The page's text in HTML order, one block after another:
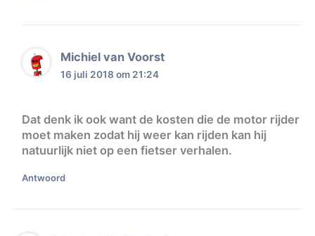
Michiel van Voorst
16 juli 2018 om 21:24
Dat denk ik ook want de kosten die de motor rijder
moet maken zodat hij weer kan rijden kan hij
natuurlijk niet op een fietser verhalen.
Antwoord